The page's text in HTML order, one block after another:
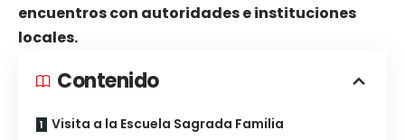
encuentros con autoridades e instituciones
locales.
Contenido
Visita a la Escuela Sagrada Familia